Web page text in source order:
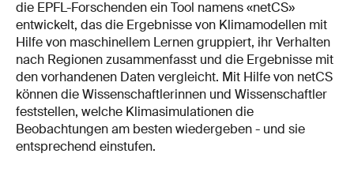
die EPFL-Forschenden ein Tool namens «netCS»
entwickelt, das die Ergebnisse von Klimamodellen mit
Hilfe von maschinellem Lernen gruppiert, ihr Verhalten
nach Regionen zusammenfasst und die Ergebnisse mit
den vorhandenen Daten vergleicht. Mit Hilfe von netCS
können die Wissenschaftlerinnen und Wissenschaftler
feststellen, welche Klimasimulationen die
Beobachtungen am besten wiedergeben - und sie
entsprechend einstufen.